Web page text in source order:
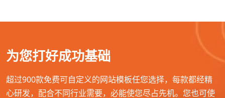
为您打好成功基础
超过900款免费可自定义的网站模板任您选择，每款都经精
心研发，配合不同行业需要，必能使您尽占先机。您也可使